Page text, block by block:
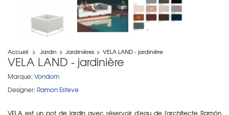
Accueil > Jardin > Jardinières > VELA LAND - jardinière
VELA LAND - jardinière
Marque: Vondom
Designer: Ramon Esteve
VELA est un pot de jardin avec réservoir d'eau de l'architecte Ramón